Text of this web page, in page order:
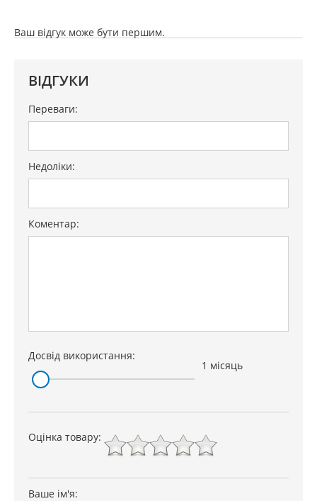
Ваш відгук може бути першим.
ВІДГУКИ
Переваги:
Недоліки:
Коментар:
Досвід використання:
1 місяць
Оцінка товару:
Ваше ім'я: